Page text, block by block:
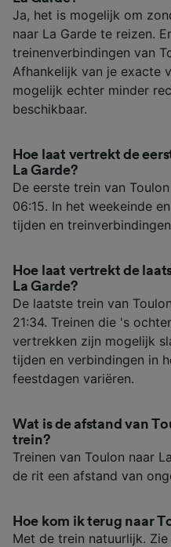
Ja, het is mogelijk om
naar La Garde te reizen.
treinenverbindingen van
Afhankelijk van je exacte
mogelijk echter minder
beschikbaar.
Hoe laat vertrekt de
La Garde?
De eerste trein van
06:15. In het weekeinde
tijden en
Hoe laat vertrekt de
La Garde?
De laatste trein van
21:34. Treinen die 's
vertrekken zijn mogelijk
tijden en verbindingen in
feestdagen variëren.
Wat is de afstand van
trein?
Treinen van Toulon naar
de rit een afstand van
Hoe kom ik terug naar
Met de trein natuurlijk. Zie